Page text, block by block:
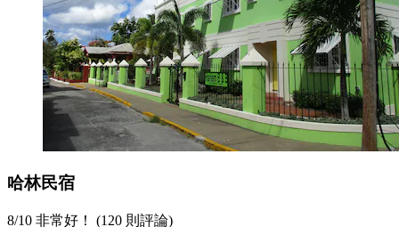
哈林民宿
8/10 非常好！ (120 則評論)